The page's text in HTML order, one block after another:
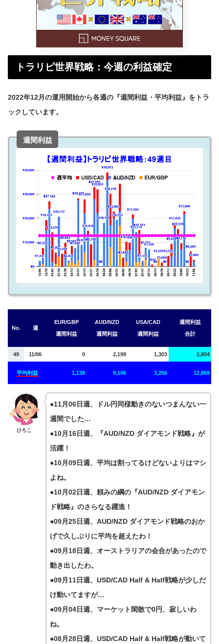
トラリピ世界戦略：今週の利益確定
2022年12月の運用開始から各週の『週間利益・平均利益』をトラ
ックしています。
週間利益
No. 週
EUR/GBP
週間利益
AUD/NZD
週間利益
USA/CAD
週間利益
週間利益
合計
49 11/06 0 2,199 1,303 2,804
平均利益 1,138 9,106 3,256 12,859
ひろこ
●11月06日週、ドル円同様動きのないつまんない一
週間でした…
●10月16日週、『AUD/NZD ダイアモンド戦略』が
活躍！
●10月09日週、平均は割ってるけどないよりはマシ
よね。
●10月02日週、頼みの綱の『AUD/NZD ダイアモン
ド戦略』のさらなる躍進！
●09月25日週、AUD/NZD ダイアモンド戦略のおか
げで久しぶりに平均を超えたわ！
●09月18日週、オーストラリアの会合があったので
動き出したわ。
●09月11日週、USD/CAD Half & Half戦略が少しだ
け動いてますが…
●09月04日週、マーケット閑散で0円、寂しいわ
ね。
●08月28日週、USD/CAD Half & Half戦略が動いて